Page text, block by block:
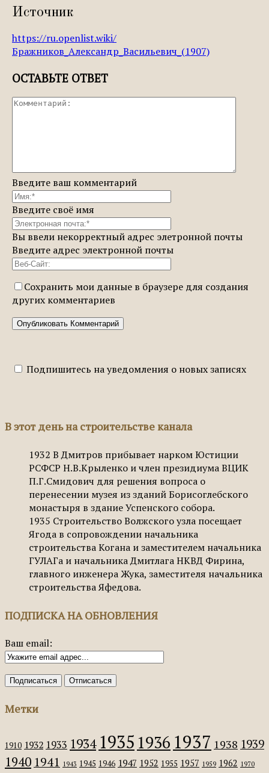
Источник
https://ru.openlist.wiki/
Бражников_Александр_Васильевич_(1907)
ОСТАВЬТЕ ОТВЕТ
Введите ваш комментарий
Введите своё имя
Вы ввели некорректный адрес элетронной почты
Введите адрес электронной почты
Сохранить мои данные в браузере для создания
других комментариев
Подпишитесь на уведомления о новых записях
В этот день на строительстве канала
1932 В Дмитров прибывает нарком Юстиции
РСФСР Н.В.Крыленко и член президиума ВЦИК
П.Г.Смидович для решения вопроса о
перенесении музея из зданий Борисоглебского
монастыря в здание Успенского собора.
1935 Строительство Волжского узла посещает
Ягода в сопровождении начальника
строительства Когана и заместителем начальника
ГУЛАГа и начальника Дмитлага НКВД Фирина,
главного инженера Жука, заместителя начальника
строительства Яфедова.
ПОДПИСКА НА ОБНОВЛЕНИЯ
Ваш email:
Метки
1910 1932 1933 1934 1935 1936 1937 1938 1939
1940 1941 1943 1945 1946 1947 1952 1955 1957 1959 1962 1970